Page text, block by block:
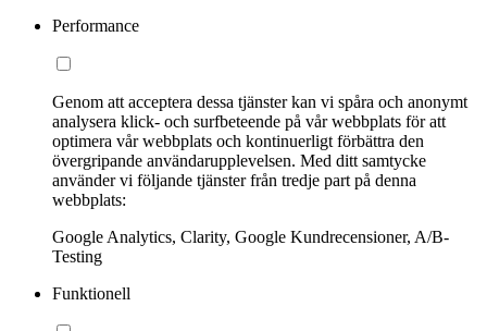
Performance
Genom att acceptera dessa tjänster kan vi spåra och anonymt
analysera klick- och surfbeteende på vår webbplats för att
optimera vår webbplats och kontinuerligt förbättra den
övergripande användarupplevelsen. Med ditt samtycke
använder vi följande tjänster från tredje part på denna
webbplats:
Google Analytics, Clarity, Google Kundrecensioner, A/B-
Testing
Funktionell